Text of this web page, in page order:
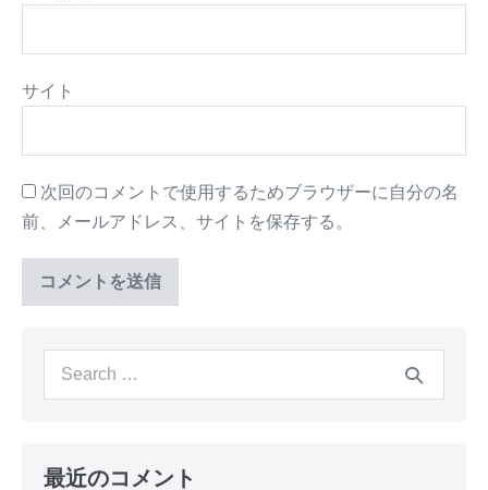
サイト
次回のコメントで使用するためブラウザーに自分の名
前、メールアドレス、サイトを保存する。
最近のコメント